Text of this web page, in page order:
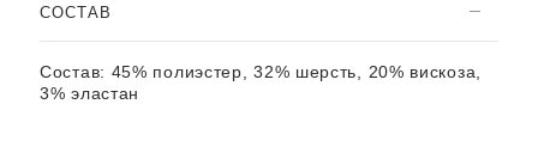
CОСТАВ
Состав: 45% полиэстер, 32% шерсть, 20% вискоза,
3% эластан